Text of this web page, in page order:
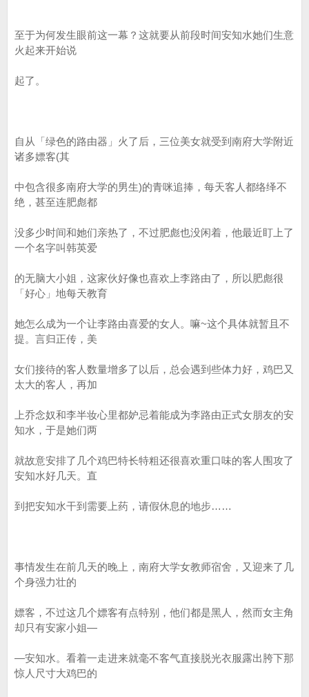
至于为何发生眼前这一幕？这就要从前段时间安知水她们生意
火起来开始说
起了。
自从「绿色的路由器」火了后，三位美女就受到南府大学附近
诸多嫖客(其
中包含很多南府大学的男生)的青咪追捧，每天客人都络绎不
绝，甚至连肥彪都
没多少时间和她们亲热了，不过肥彪也没闲着，他最近盯上了
一个名字叫韩英爱
的无脑大小姐，这家伙好像也喜欢上李路由了，所以肥彪很
「好心」地每天教育
她怎么成为一个让李路由喜爱的女人。嘛~这个具体就暂且不
提。言归正传，美
女们接待的客人数量增多了以后，总会遇到些体力好，鸡巴又
太大的客人，再加
上乔念奴和李半妆心里都妒忌着能成为李路由正式女朋友的安
知水，于是她们两
就故意安排了几个鸡巴特长特粗还很喜欢重口味的客人围攻了
安知水好几天。直
到把安知水干到需要上药，请假休息的地步……
事情发生在前几天的晚上，南府大学女教师宿舍，又迎来了几
个身强力壮的
嫖客，不过这几个嫖客有点特别，他们都是黑人，然而女主角
却只有安家小姐—
—安知水。看着一走进来就毫不客气直接脱光衣服露出胯下那
惊人尺寸大鸡巴的